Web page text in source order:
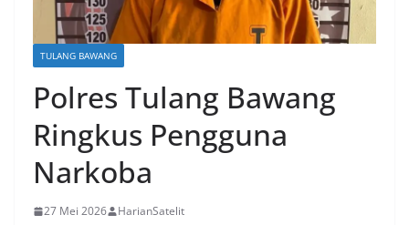
TULANG BAWANG
Polres Tulang Bawang
Ringkus Pengguna
Narkoba
27 Mei 2026 HarianSatelit